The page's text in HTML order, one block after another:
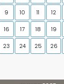
9 10 11 12
16 17 18 19
23 24 25 26